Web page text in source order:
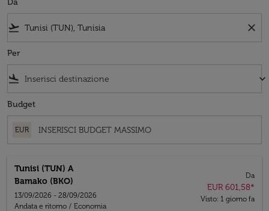
Da
flight_takeoff close
Per
flight_land keyboard_arrow_down
Budget
EUR
Tunisi (TUN) A
Bamako (BKO)
13/09/2026 - 28/09/2026
Andata e ritorno / Economia
Da
EUR 601,58*
Visto: 1 giorno fa